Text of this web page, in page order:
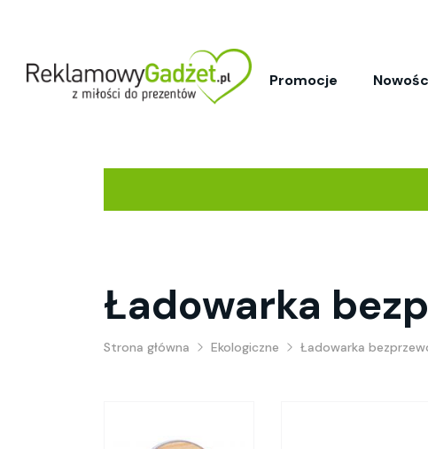
Promocje
Ładowarka
Strona główna Ekologiczne Ładowarka